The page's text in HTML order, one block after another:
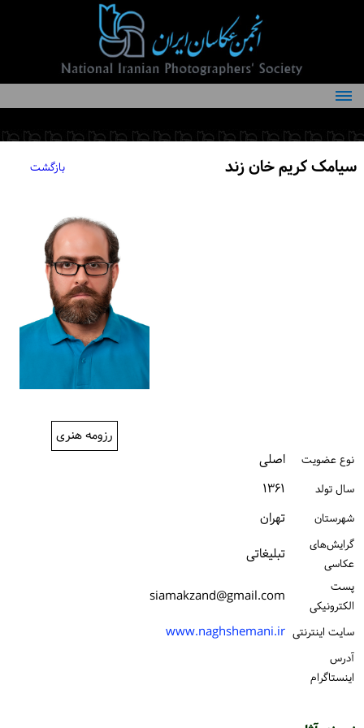
درباره انجمن
کمیته‌های انجمن
اعضاء انجمنسیامک کریم خان زند بازگشت
رزومه هنری
نوع عضویت اصلی
سال تولد ۱۳۶۱
شهرستان تهران
گرایش‌های
عکاسی
تبلیغاتی
پست
الكترونیكی
siamakzand@gmail.com
سایت اینترنتی www.naghshemani.ir
آدرس
اینستاگرام